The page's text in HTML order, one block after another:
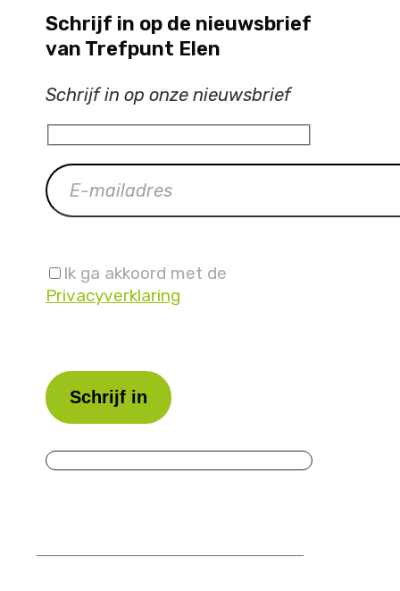
Schrijf in op de nieuwsbrief
van Trefpunt Elen
Schrijf in op onze nieuwsbrief
Ik ga akkoord met de
Privacyverklaring
dit
veld
leeg.